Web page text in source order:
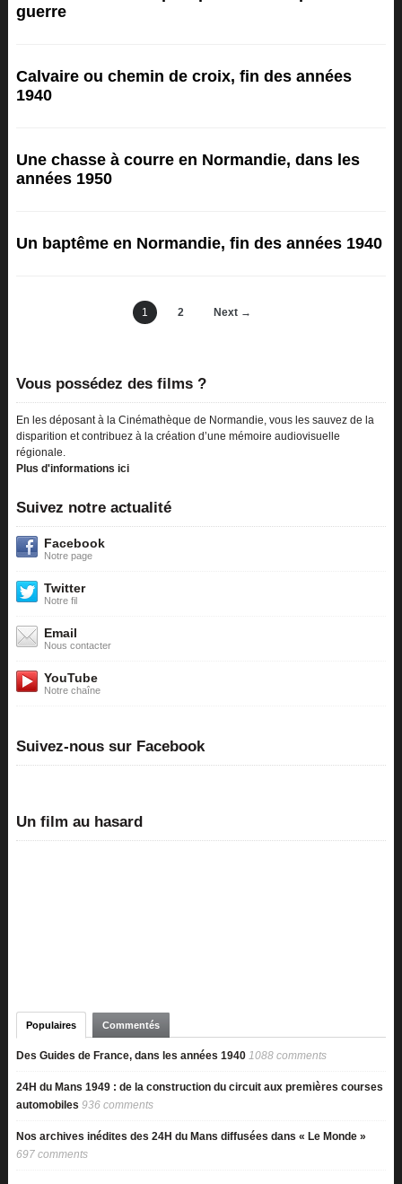
guerre
Calvaire ou chemin de croix, fin des années
1940
Une chasse à courre en Normandie, dans les
années 1950
Un baptême en Normandie, fin des années 1940
1 2 Next →
Vous possédez des films ?
En les déposant à la Cinémathèque de Normandie, vous les sauvez de la
disparition et contribuez à la création d’une mémoire audiovisuelle
régionale.
Plus d'informations ici
Suivez notre actualité
Facebook
Notre page
Twitter
Notre fil
Email
Nous contacter
YouTube
Notre chaîne
Suivez-nous sur Facebook
Un film au hasard
Populaires Commentés
Des Guides de France, dans les années 1940 1088 comments
24H du Mans 1949 : de la construction du circuit aux premières courses
automobiles 936 comments
Nos archives inédites des 24H du Mans diffusées dans « Le Monde »
697 comments